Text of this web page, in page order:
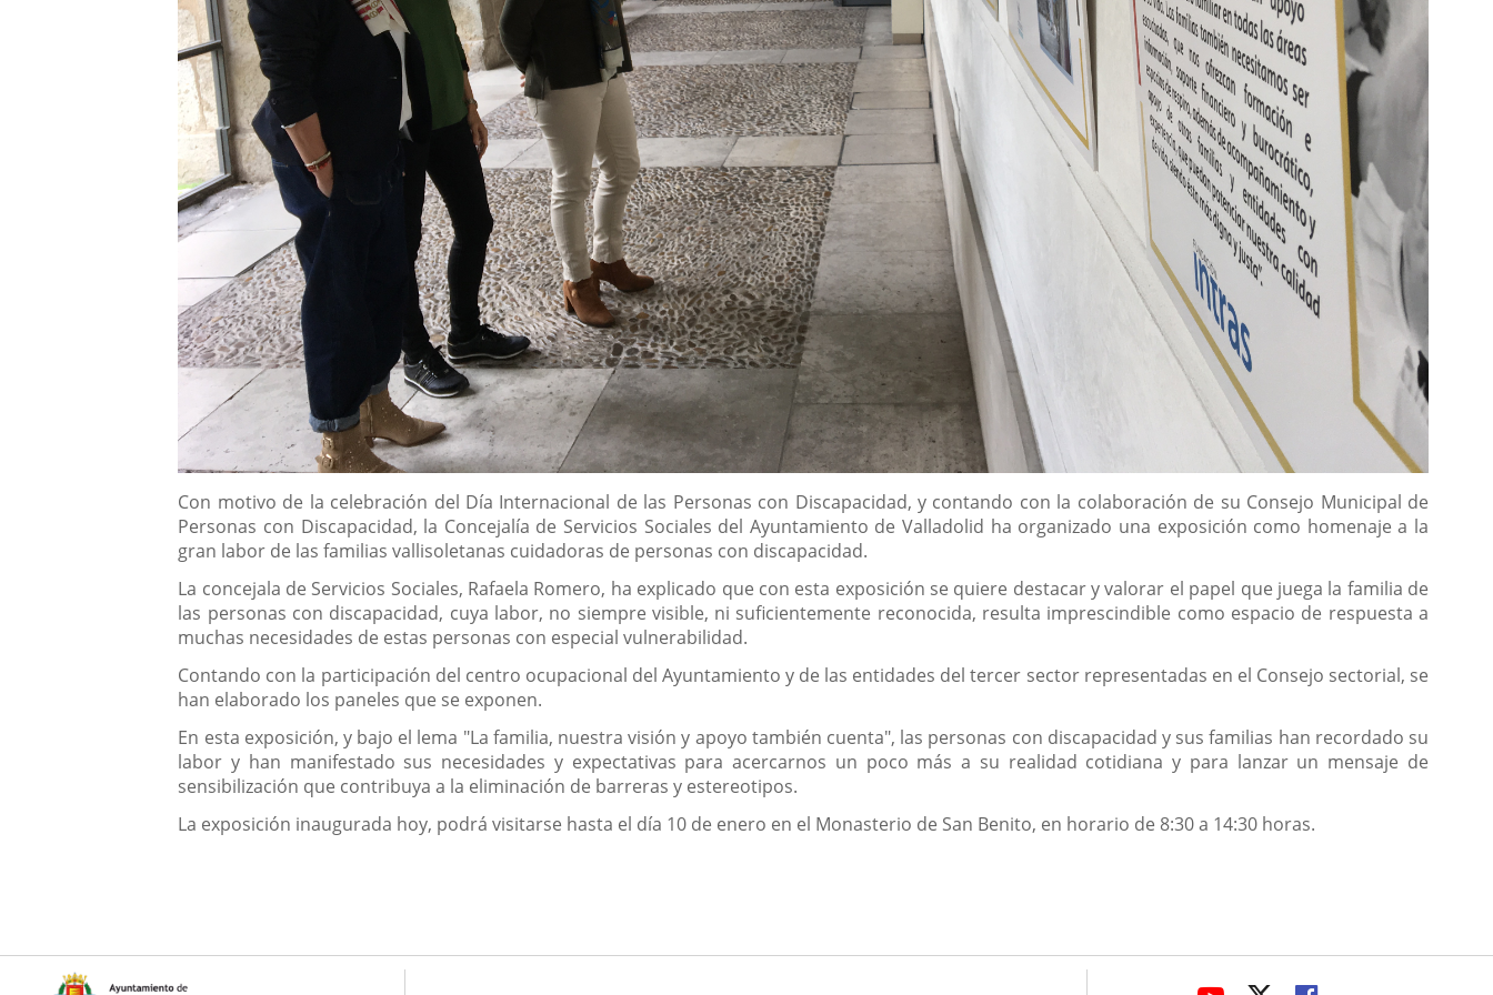
Descripción
Con motivo de la celebración del Día Internacional de las Personas con Discapacidad, y contando con la colaboración de su Consejo Municipal de
Personas con Discapacidad, la Concejalía de Servicios Sociales del Ayuntamiento de Valladolid ha organizado una exposición como homenaje a la
gran labor de las familias vallisoletanas cuidadoras de personas con discapacidad.
La concejala de Servicios Sociales, Rafaela Romero, ha explicado que con esta exposición se quiere destacar y valorar el papel que juega la familia de
las personas con discapacidad, cuya labor, no siempre visible, ni suficientemente reconocida, resulta imprescindible como espacio de respuesta a
muchas necesidades de estas personas con especial vulnerabilidad.
Contando con la participación del centro ocupacional del Ayuntamiento y de las entidades del tercer sector representadas en el Consejo sectorial, se
han elaborado los paneles que se exponen.
En esta exposición, y bajo el lema "La familia, nuestra visión y apoyo también cuenta", las personas con discapacidad y sus familias han recordado su
labor y han manifestado sus necesidades y expectativas para acercarnos un poco más a su realidad cotidiana y para lanzar un mensaje de
sensibilización que contribuya a la eliminación de barreras y estereotipos.
La exposición inaugurada hoy, podrá visitarse hasta el día 10 de enero en el Monasterio de San Benito, en horario de 8:30 a 14:30 horas.